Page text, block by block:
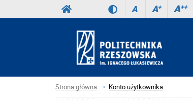
A A+ A++
Strona główna Konto użytkownika